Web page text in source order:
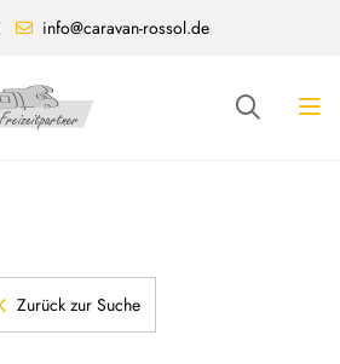
info@caravan-rossol.de
Zurück zur Suche